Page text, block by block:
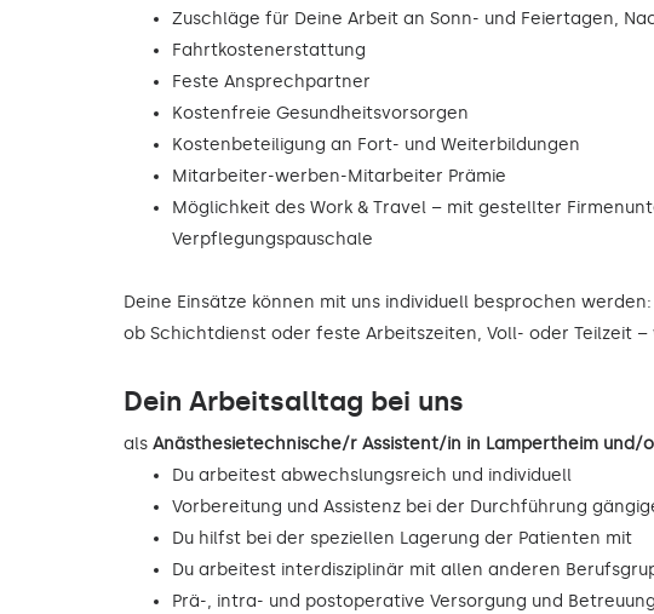
Zuschläge für Deine Arbeit an Sonn- und Feiertagen,
Fahrtkostenerstattung
Feste Ansprechpartner
Kostenfreie Gesundheitsvorsorgen
Kostenbeteiligung an Fort- und Weiterbildungen
Mitarbeiter-werben-Mitarbeiter Prämie
Möglichkeit des Work & Travel – mit gestellter
Verpflegungspauschale
Deine Einsätze können mit uns individuell besprochen
ob Schichtdienst oder feste Arbeitszeiten, Voll- oder Teilzeit
Dein Arbeitsalltag bei uns
als Anästhesietechnische/r Assistent/in in Lampertheim und/
Du arbeitest abwechslungsreich und individuell
Vorbereitung und Assistenz bei der Durchführung
Du hilfst bei der speziellen Lagerung der Patienten mit
Du arbeitest interdisziplinär mit allen anderen
Prä-, intra- und postoperative Versorgung und